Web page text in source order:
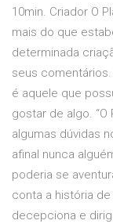
10min. Criador O
mais do que
determinada
seus
é aquele que
gostar de algo.
algumas dúvidas
afinal nunca
poderia se
conta a história
decepciona e